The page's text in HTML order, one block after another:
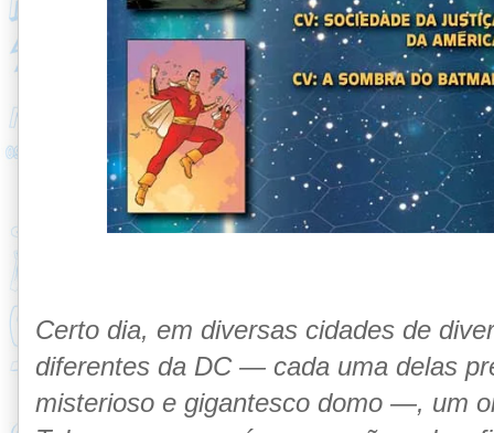
Certo dia, em diversas cidades de
diferentes da DC — cada uma delas
misterioso e gigantesco domo —, um